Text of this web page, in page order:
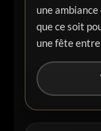
une
que ce soit
une fête